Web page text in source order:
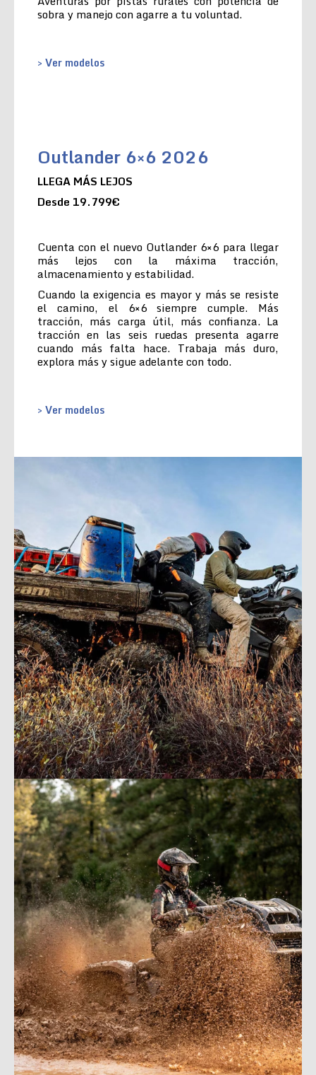
sobra y manejo con agarre a tu voluntad.
> Ver modelos
Outlander 6×6 2026
LLEGA MÁS LEJOS
Desde 19.799€
Cuenta con el nuevo Outlander 6×6 para llegar
más lejos con la máxima tracción,
almacenamiento y estabilidad.
Cuando la exigencia es mayor y más se resiste
el camino, el 6×6 siempre cumple. Más
tracción, más carga útil, más confianza. La
tracción en las seis ruedas presenta agarre
cuando más falta hace. Trabaja más duro,
explora más y sigue adelante con todo.
> Ver modelos